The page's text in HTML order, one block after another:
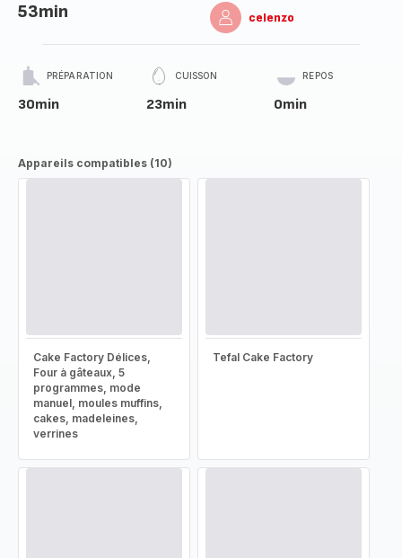
53min celenzo
PRÉPARATION
30min
CUISSON
23min
REPOS
0min
Appareils compatibles (10)
Cake Factory Délices,
Four à gâteaux, 5
programmes, mode
manuel, moules muffins,
cakes, madeleines,
verrines
Tefal Cake Factory